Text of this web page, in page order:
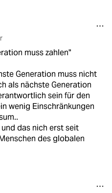
muss zahlen"
Generation muss nicht
als nächste Generation
sein für den
wenig Einschränkungen
das nich erst seit
des globalen